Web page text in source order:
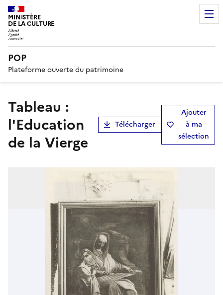
MINISTÈRE
DE LA CULTURE
POP
Plateforme ouverte du patrimoine
tableau :
l'Education
de la Vierge
Télécharger
Ajouter
à ma
sélection